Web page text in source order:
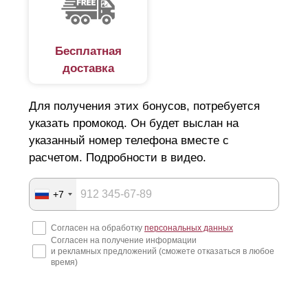
Бесплатная
доставка
Для получения этих бонусов, потребуется
указать промокод. Он будет выслан на
указанный номер телефона вместе с
расчетом. Подробности в видео.
+7
Согласен на обработку персональных данных
Согласен на получение информации
и рекламных предложений (сможете отказаться в любое
время)